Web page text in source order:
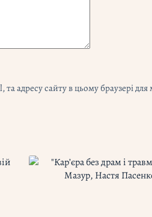
адресу сайту в цьому браузері